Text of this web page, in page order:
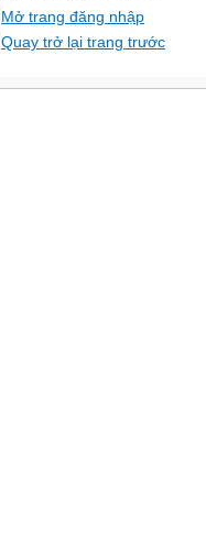
Mở trang đăng nhập
Quay trở lại trang trước